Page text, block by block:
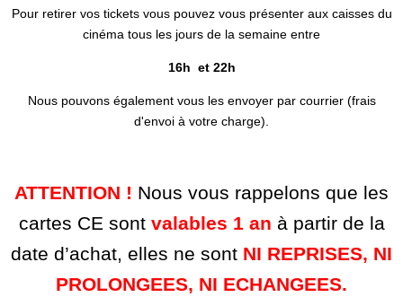
Pour retirer vos tickets vous pouvez vous présenter aux caisses du
cinéma tous les jours de la semaine entre
16h et 22h
Nous pouvons également vous les envoyer par courrier (frais
d'envoi à votre charge).
ATTENTION ! Nous vous rappelons que les
cartes CE sont valables 1 an à partir de la
date d’achat, elles ne sont NI REPRISES, NI
PROLONGEES, NI ECHANGEES.